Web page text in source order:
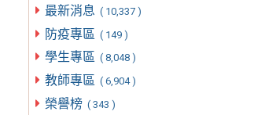
最新消息 ( 10,337 )
防疫專區 ( 149 )
學生專區 ( 8,048 )
教師專區 ( 6,904 )
榮譽榜 ( 343 )